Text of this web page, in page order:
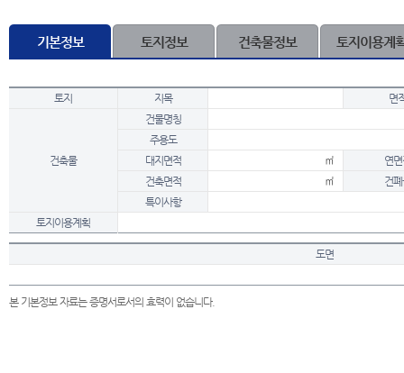
기본정보 토지정보 건축물정보 토지이용계
토지 지목 면
건축물
건물명칭
주용도
대지면적
㎡
연
건축면적
㎡
건
특이사항
토지이용계획
도면
본 기본정보 자료는 증명서로서의 효력이 없습니다.